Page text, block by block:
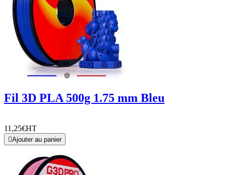
Fil 3D PLA 500g 1.75 mm Bleu
11,25€HT
Ajouter au panier